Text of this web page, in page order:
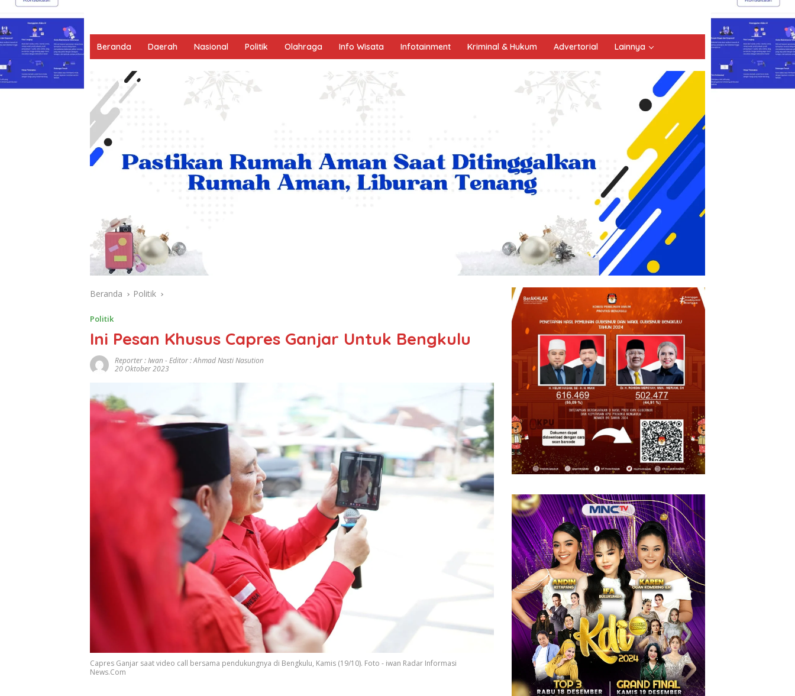
Beranda Daerah Nasional Politik Olahraga Info Wisata Infotainment Kriminal & Hukum Advertorial Lainnya
Beranda Politik
Politik
Ini Pesan Khusus Capres Ganjar Untuk Bengkulu
Reporter : Iwan - Editor : Ahmad Nasti Nasution
20 Oktober 2023
Capres Ganjar saat video call bersama pendukungnya di Bengkulu, Kamis (19/10). Foto - iwan Radar Informasi
News.Com